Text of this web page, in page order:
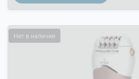
Нет в наличии